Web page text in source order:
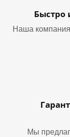
Быстро
Наша компания
Мы